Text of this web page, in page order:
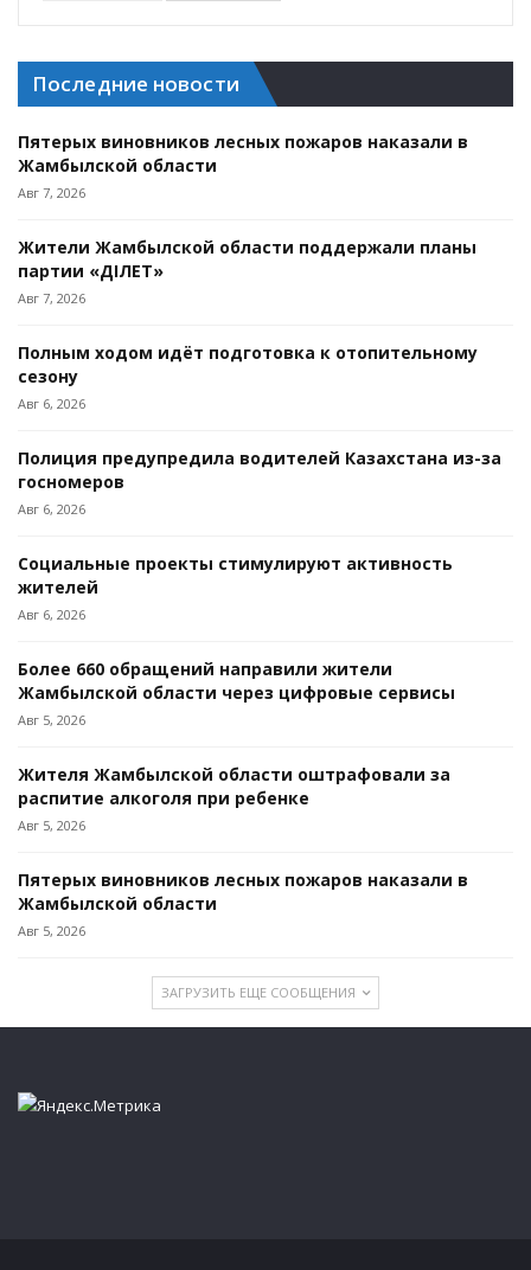
Последние новости
Пятерых виновников лесных пожаров наказали в
Жамбылской области
Авг 7, 2026
Жители Жамбылской области поддержали планы
партии «ӘДІЛЕТ»
Авг 7, 2026
Полным ходом идёт подготовка к отопительному
сезону
Авг 6, 2026
Полиция предупредила водителей Казахстана из-за
госномеров
Авг 6, 2026
Социальные проекты стимулируют активность
жителей
Авг 6, 2026
Более 660 обращений направили жители
Жамбылской области через цифровые сервисы
Авг 5, 2026
Жителя Жамбылской области оштрафовали за
распитие алкоголя при ребенке
Авг 5, 2026
Пятерых виновников лесных пожаров наказали в
Жамбылской области
Авг 5, 2026
ЗАГРУЗИТЬ ЕЩЕ СООБЩЕНИЯ